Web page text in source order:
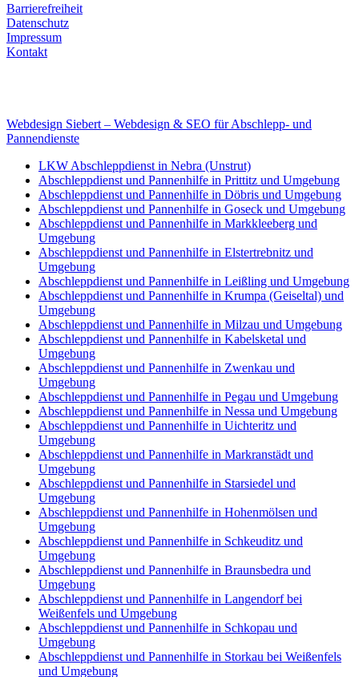
Barrierefreiheit
Datenschutz
Impressum
Kontakt
Webdesign Siebert – Webdesign & SEO für Abschlepp- und
Pannendienste
LKW Abschleppdienst in Nebra (Unstrut)
Abschleppdienst und Pannenhilfe in Prittitz und Umgebung
Abschleppdienst und Pannenhilfe in Döbris und Umgebung
Abschleppdienst und Pannenhilfe in Goseck und Umgebung
Abschleppdienst und Pannenhilfe in Markkleeberg und
Umgebung
Abschleppdienst und Pannenhilfe in Elstertrebnitz und
Umgebung
Abschleppdienst und Pannenhilfe in Leißling und Umgebung
Abschleppdienst und Pannenhilfe in Krumpa (Geiseltal) und
Umgebung
Abschleppdienst und Pannenhilfe in Milzau und Umgebung
Abschleppdienst und Pannenhilfe in Kabelsketal und
Umgebung
Abschleppdienst und Pannenhilfe in Zwenkau und
Umgebung
Abschleppdienst und Pannenhilfe in Pegau und Umgebung
Abschleppdienst und Pannenhilfe in Nessa und Umgebung
Abschleppdienst und Pannenhilfe in Uichteritz und
Umgebung
Abschleppdienst und Pannenhilfe in Markranstädt und
Umgebung
Abschleppdienst und Pannenhilfe in Starsiedel und
Umgebung
Abschleppdienst und Pannenhilfe in Hohenmölsen und
Umgebung
Abschleppdienst und Pannenhilfe in Schkeuditz und
Umgebung
Abschleppdienst und Pannenhilfe in Braunsbedra und
Umgebung
Abschleppdienst und Pannenhilfe in Langendorf bei
Weißenfels und Umgebung
Abschleppdienst und Pannenhilfe in Schkopau und
Umgebung
Abschleppdienst und Pannenhilfe in Storkau bei Weißenfels
und Umgebung